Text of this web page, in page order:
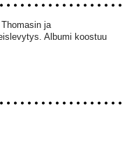
ja
Albumi koostuu